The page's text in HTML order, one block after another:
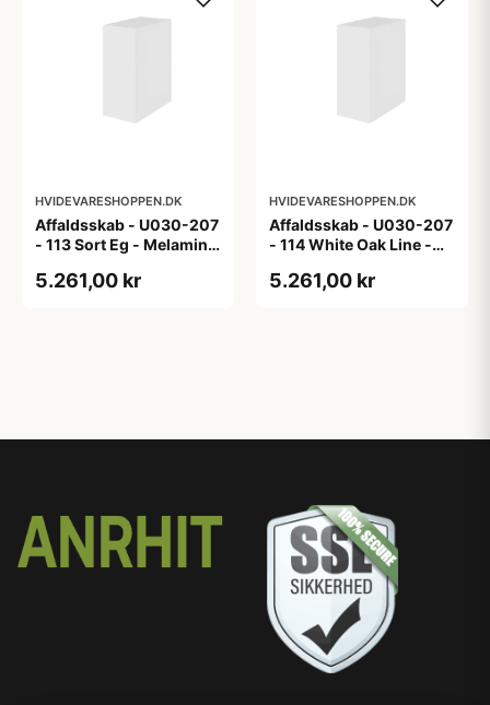
HVIDEVARESHOPPEN.DK
Affaldsskab - U030-207
- 113 Sort Eg - Melamin,
5.261,00 kr
HVIDEVARESHOPPEN.DK
Affaldsskab - U030-207
- 114 White Oak Line -
5.261,00 kr